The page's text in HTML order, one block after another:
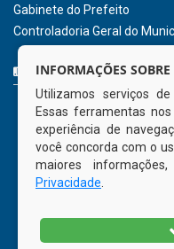
CNPJ: 01.596.018/0001-
000
Atendimento: 08:00hs
(81) 98512-1231
Tamandaré - PE
INFORMAÇÕES SOBRE
Utilizamos serviços
Essas ferramentas
experiência de
você concorda com o
maiores
Privacidade